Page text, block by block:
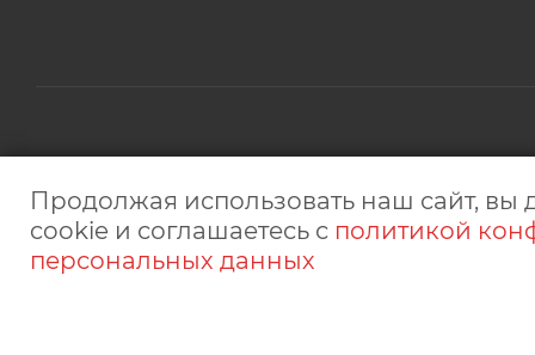
интернет-сайт носит исключительно информационный
Продолжая использовать наш сайт, вы
cookie и соглашаетесь с политикой
персональных данных